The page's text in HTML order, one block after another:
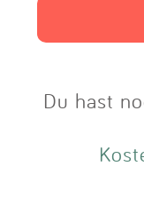
Du hast